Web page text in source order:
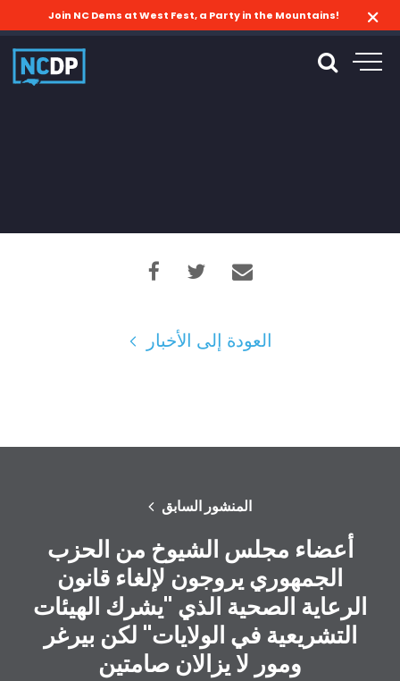
Join NC Dems at West Fest, a Party in the Mountains!
العودة إلى الأخبار
المنشور السابق
أعضاء مجلس الشيوخ من الحزب
الجمهوري يروجون لإلغاء قانون
الرعاية الصحية الذي "يشرك الهيئات
التشريعية في الولايات" لكن بيرغر
ومور لا يزالان صامتين